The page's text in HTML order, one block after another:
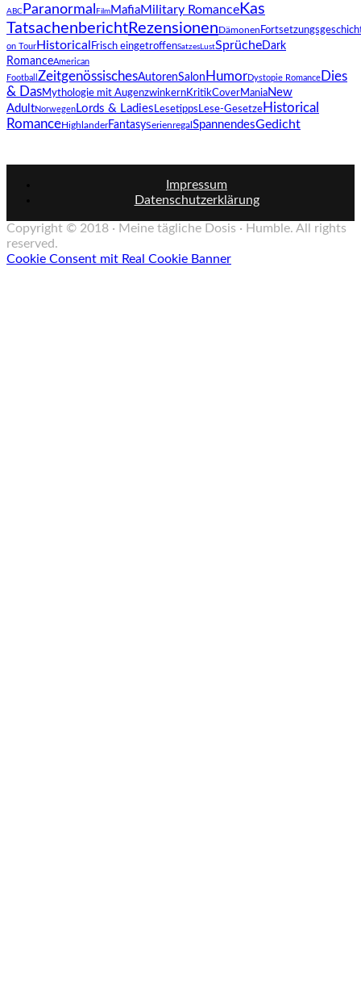
ABC Paranormal Film MafiaMilitary RomanceKas
TatsachenberichtRezensionen Dämonen
on Tour Historical Frisch eingetroffenSatzesLustSprücheDark
RomanceAmerican
Football ZeitgenössischesAutorenSalon HumorDystopie Romance Dies
& DasMythologie mit AugenzwinkernKritikCoverManiaNew
AdultNorwegenLords & Ladies Lesetipps Lese-Gesetze Historical
RomanceHighlanderFantasySerienregal SpannendesGedicht
Impressum
Datenschutzerklärung
Copyright © 2018 · Meine tägliche Dosis · Humble. All rights
reserved.
Cookie Consent mit Real Cookie Banner